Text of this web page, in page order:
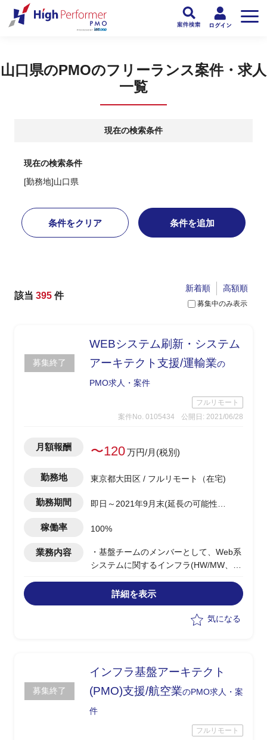
山口県のPMOのフリーランス案件・求人
一覧
現在の検索条件
現在の検索条件
[勤務地]山口県
条件をクリア 条件を追加
該当 395 件
募集中のみ表示
新着順 高額順
募集終了
WEBシステム刷新・システム
アーキテクト支援/運輸業の
PMO求人・案件
フルリモート
案件No. 0105434
公開日: 2021/06/28
月額報酬 〜120万円/月(税別)
勤務地 東京都大田区 / フルリモート（在宅)
勤務期間
即日～2021年9月末(延長の可能性あ
稼働率 100%
業務内容
・基盤チームのメンバーとして、Web系
システムに関するインフラ(HW/MW、ク
・非機能要件定義(可用性、サービス性)
・開発案件に対するPMOアドバイザリー
詳細を表示
気になる
募集終了
インフラ基盤アーキテクト
(PMO)支援/航空業のPMO求人・案
件
フルリモート